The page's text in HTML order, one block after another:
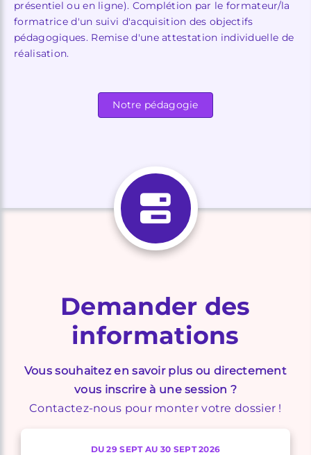
présentiel ou en ligne). Complétion par le formateur/la
formatrice d'un suivi d'acquisition des objectifs
pédagogiques. Remise d'une attestation individuelle de
réalisation.
Notre pédagogie
Demander des
informations
Vous souhaitez en savoir plus ou directement
vous inscrire à une session ?
Contactez-nous pour monter votre dossier !
DU 29 SEPT AU 30 SEPT 2026